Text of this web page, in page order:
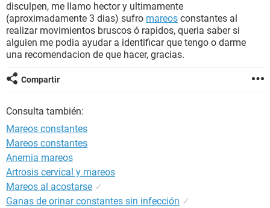
BIENESTAR
SEXUALIDAD
GLOSARIO
disculpen, me llamo hector y ultimamente
(aproximadamente 3 dias) sufro mareos constantes al
realizar movimientos bruscos ó rapidos, queria saber si
alguien me podia ayudar a identificar que tengo o darme
una recomendacion de que hacer, gracias.
Compartir
Consulta también:
Mareos constantes
Mareos constantes
Anemia mareos
Artrosis cervical y mareos
Mareos al acostarse ✓
Ganas de orinar constantes sin infección ✓